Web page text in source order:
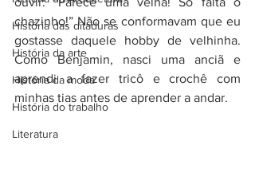
História das ditaduras
História da arte
História da moda
História do trabalho
Literatura
chazinho!” Não se conformavam que eu
gostasse daquele hobby de velhinha.
Como Benjamin, nasci uma anciã e
aprendi a fazer tricô e crochê com
minhas tias antes de aprender a andar.